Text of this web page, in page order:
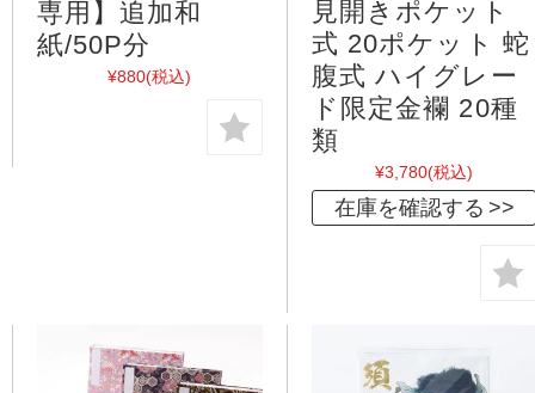
専用】追加和
紙/50P分
¥880(税込)
見開きポケット
式 20ポケット 蛇
腹式 ハイグレー
ド限定金襴 20種
類
¥3,780(税込)
在庫を確認する